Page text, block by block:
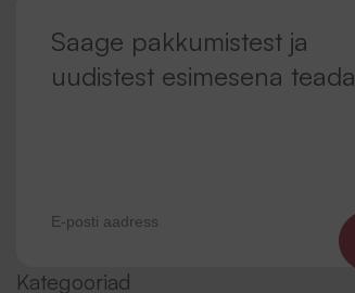
Saage pakkumistest ja
uudistest esimesena teada
Kategooriad